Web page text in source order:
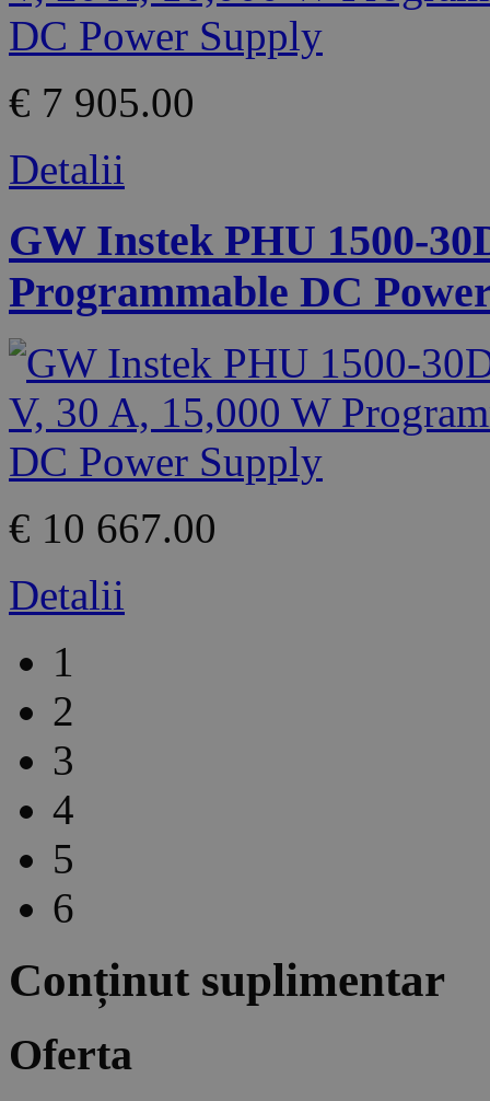
€ 7 905.00
Detalii
GW Instek PHU 1500-
Programmable DC
€ 10 667.00
Detalii
1
2
3
4
5
6
Conținut suplimentar
Oferta